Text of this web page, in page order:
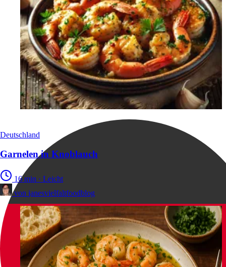
Deutschland
Garnelen in Knoblauch
16 min · Leicht
von janesvielfaltfoodblog